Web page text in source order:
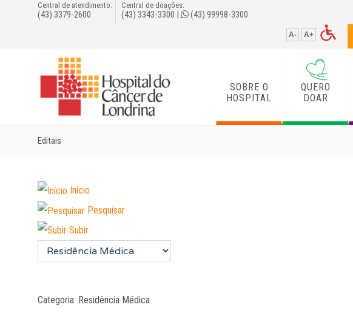
Central de atendimento:
(43) 3379-2600
Central de doações:
(43) 3343-3300 | (43) 99998-3300
A- A+
SOBRE O
HOSPITAL
QUERO
DOAR
Editais
Início
Pesquisar
Subir
Categoria: Residência Médica